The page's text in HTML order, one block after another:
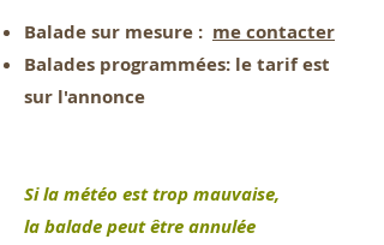
Balade sur mesure : me contacter
Balades programmées: le tarif est
sur l'annonce
Si la météo est trop mauvaise,
la balade peut être annulée